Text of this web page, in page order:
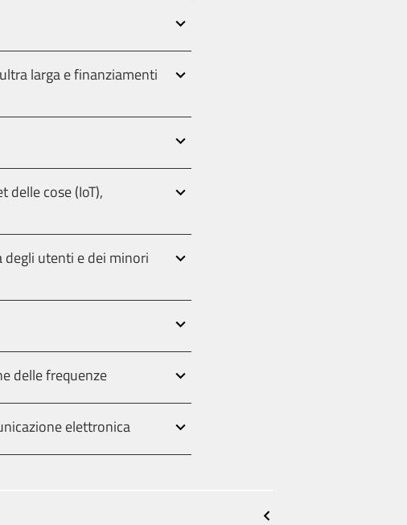
larga e finanziamenti
cose (IoT),
utenti e dei minori
delle frequenze
elettronica